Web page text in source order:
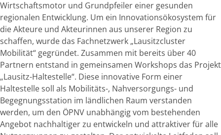
Wirtschaftsmotor und Grundpfeiler einer gesunden
regionalen Entwicklung. Um ein Innovationsökosystem für
die Akteure und Akteurinnen aus unserer Region zu
schaffen, wurde das Fachnetzwerk „Lausitzcluster
Mobilität“ gegründet. Zusammen mit bereits über 40
Partnern entstand in gemeinsamen Workshops das Projekt
„Lausitz-Haltestelle“. Diese innovative Form einer
Haltestelle soll als Mobilitäts-, Nahversorgungs- und
Begegnungsstation im ländlichen Raum verstanden
werden, um den ÖPNV unabhängig vom bestehenden
Angebot nachhaltiger zu entwickeln und attraktiver für alle